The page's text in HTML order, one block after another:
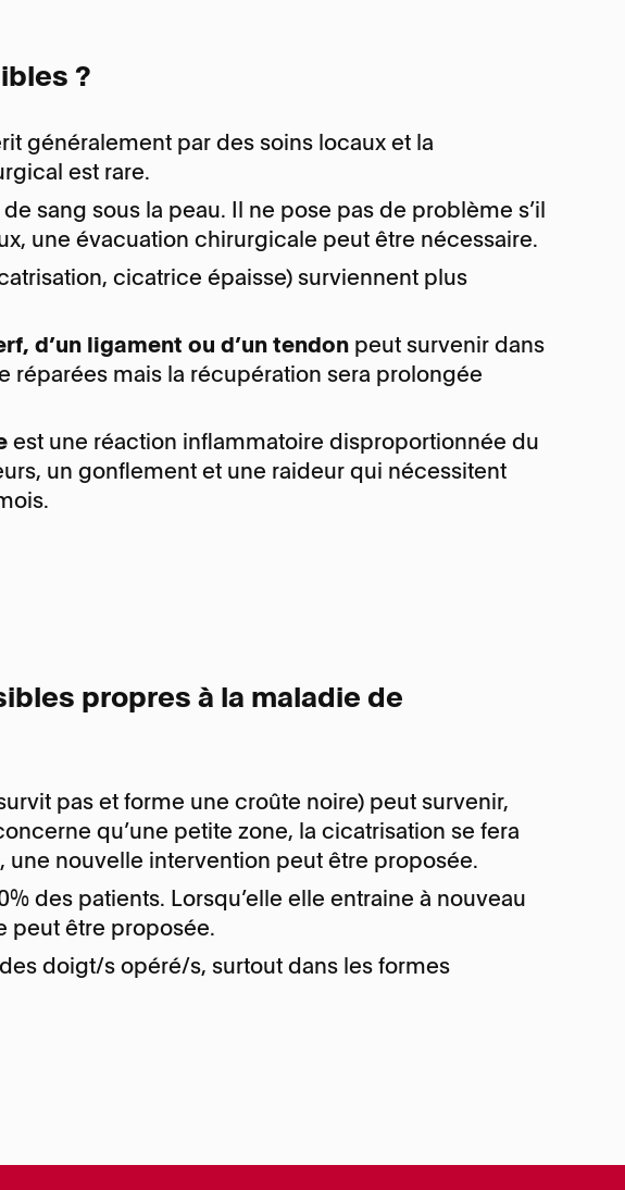
?
généralement par des soins locaux et la
est rare.
sang sous la peau. Il ne pose pas de problème s’il
une évacuation chirurgicale peut être nécessaire.
cicatrice épaisse) surviennent plus
d’un ligament ou d’un tendon peut survenir dans
réparées mais la récupération sera prolongée
est une réaction inflammatoire disproportionnée du
un gonflement et une raideur qui nécessitent
propres à la maladie de
pas et forme une croûte noire) peut survenir,
qu’une petite zone, la cicatrisation se fera
nouvelle intervention peut être proposée.
des patients. Lorsqu’elle elle entraine à nouveau
peut être proposée.
doigt/s opéré/s, surtout dans les formes